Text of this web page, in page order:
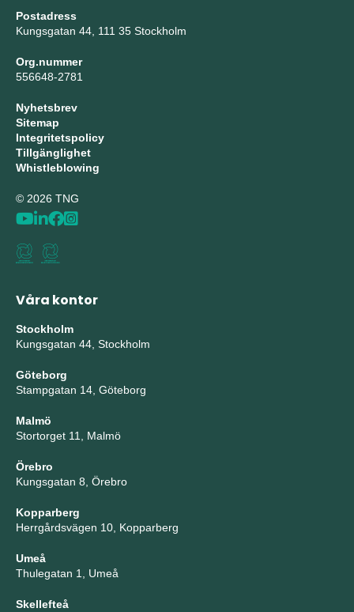
Postadress
Kungsgatan 44, 111 35 Stockholm
Org.nummer
556648-2781
Nyhetsbrev
Sitemap
Integritetspolicy
Tillgänglighet
Whistleblowing
© 2026 TNG
Våra kontor
Stockholm
Kungsgatan 44, Stockholm
Göteborg
Stampgatan 14, Göteborg
Malmö
Stortorget 11, Malmö
Örebro
Kungsgatan 8, Örebro
Kopparberg
Herrgårdsvägen 10, Kopparberg
Umeå
Thulegatan 1, Umeå
Skellefteå